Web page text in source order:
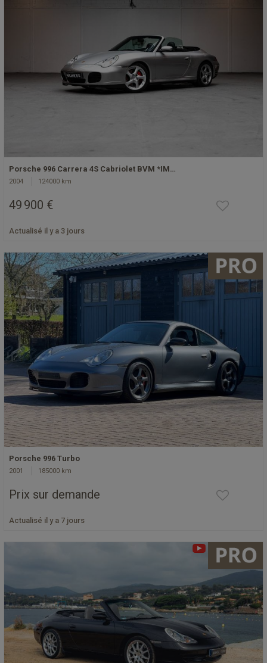
Porsche 996 Carrera 4S Cabriolet BVM *IM…
2004 124000 km
49 900 €
Actualisé il y a 3 jours
Porsche 996 Turbo
2001 185000 km
Prix sur demande
Actualisé il y a 7 jours